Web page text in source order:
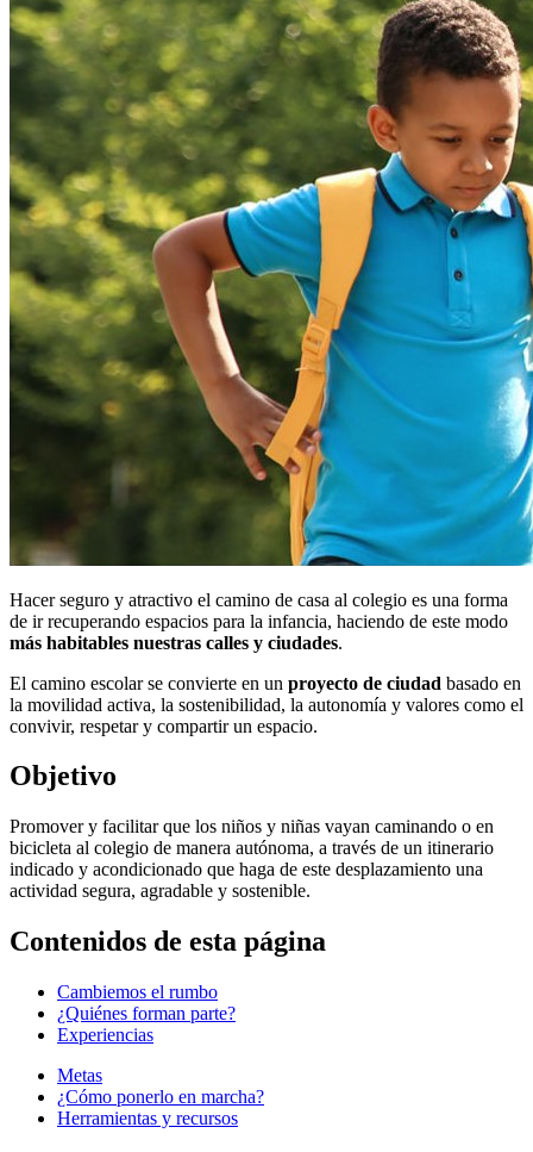
Hacer seguro y atractivo el camino de casa al colegio es una forma
de ir recuperando espacios para la infancia, haciendo de este modo
más habitables nuestras calles y ciudades.
El camino escolar se convierte en un proyecto de ciudad basado en
la movilidad activa, la sostenibilidad, la autonomía y valores como el
convivir, respetar y compartir un espacio.
Objetivo
Promover y facilitar que los niños y niñas vayan caminando o en
bicicleta al colegio de manera autónoma, a través de un itinerario
indicado y acondicionado que haga de este desplazamiento una
actividad segura, agradable y sostenible.
Contenidos de esta página
Cambiemos el rumbo
¿Quiénes forman parte?
Experiencias
Metas
¿Cómo ponerlo en marcha?
Herramientas y recursos